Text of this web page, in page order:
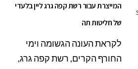
המייצרת עבור רשת קפה גרג ליין בלעדי
של חליטות תה
לקראת העונה הגשומה וימי
החורף הקרים, רשת קפה גרג,